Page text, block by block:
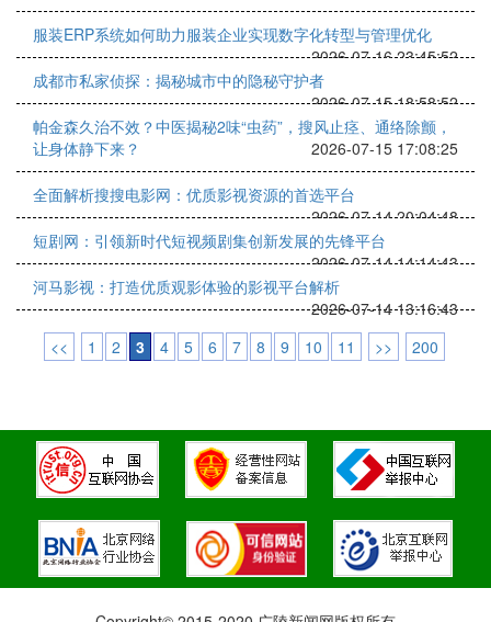
服装ERP系统如何助力服装企业实现数字化转型与管理优化
2026-07-16 23:45:52
成都市私家侦探：揭秘城市中的隐秘守护者
2026-07-15 18:58:52
帕金森久治不效？中医揭秘2味“虫药”，搜风止痉、通络除颤，
让身体静下来？
2026-07-15 17:08:25
全面解析搜搜电影网：优质影视资源的首选平台
2026-07-14 20:04:48
短剧网：引领新时代短视频剧集创新发展的先锋平台
2026-07-14 14:14:43
河马影视：打造优质观影体验的影视平台解析
2026-07-14 13:16:43
<<
1 2 3 4 5 6 7 8 9 10 11 >> 200